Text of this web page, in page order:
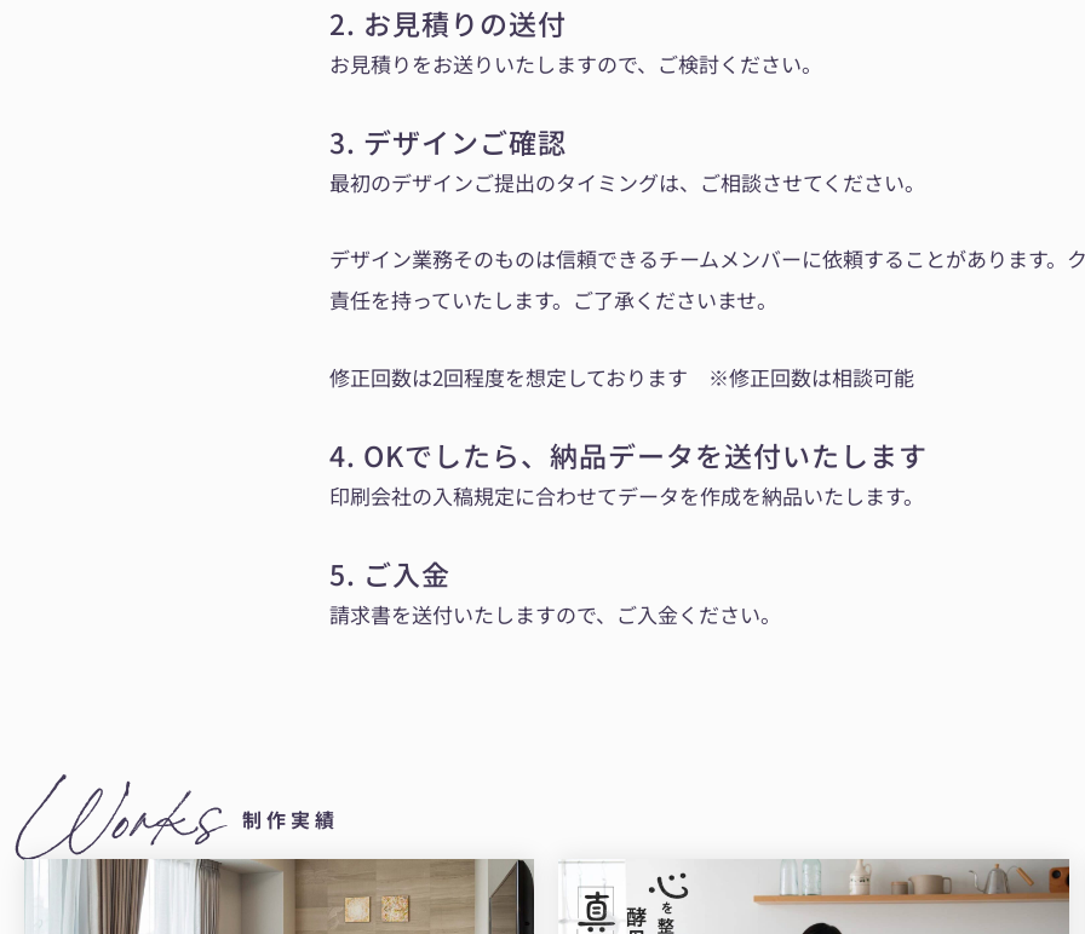
2. お見積りの送付
お見積りをお送りいたしますので、ご検討ください。
3. デザインご確認
最初のデザインご提出のタイミングは、ご相談させてください。
デザイン業務そのものは信頼できるチームメンバーに依頼することがあります。
責任を持っていたします。ご了承くださいませ。
修正回数は2回程度を想定しております ※修正回数は相談可能
4. OKでしたら、納品データを送付いたします
印刷会社の入稿規定に合わせてデータを作成を納品いたします。
5. ご入金
請求書を送付いたしますので、ご入金ください。
Works 制作実績